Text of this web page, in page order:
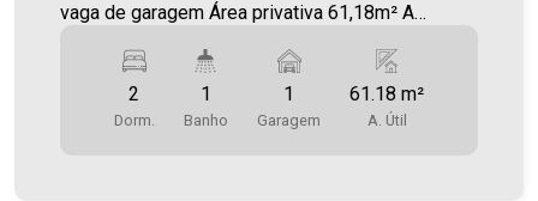
vaga de garagem Área privativa 61,18m² A
carteiras de imóveis administrados da cidade,
atuando com excelência tanto na locação quanto
na venda. Aproveite essa oportunidade, agende
2
Dorm.
1
Banho
1
Garagem
61.18 m²
A. Útil